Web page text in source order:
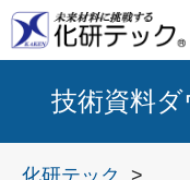
技術資料
化研テック